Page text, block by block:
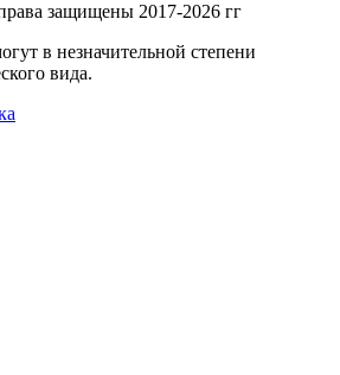
защищены 2017-2026 гг
в незначительной степени
вида.